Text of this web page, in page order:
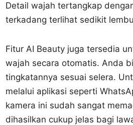
Detail wajah tertangkap
terkadang terlihat sedikit
Fitur AI Beauty juga tersedia
wajah secara otomatis. Anda
tingkatannya sesuai selera.
melalui aplikasi seperti
kamera ini sudah sangat
dihasilkan cukup jelas bagi